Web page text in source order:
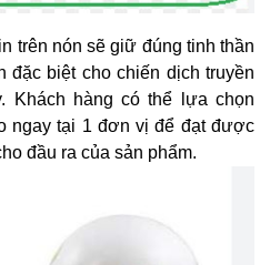
trên nón sẽ giữ đúng tinh thần
biệt cho chiến dịch truyền
Khách hàng có thể lựa chọn
ngay tại 1 đơn vị để đạt được
đầu ra của sản phẩm.